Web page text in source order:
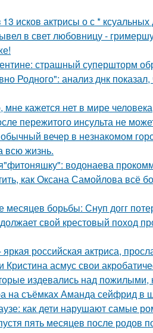
исков актрисы о с * ксуальных
в свет любовницу -
страшный супершторм
Родного": анализ днк
мне кажется нет в мире
пережитого инсульта не
вечер в незнакомом
всю жизнь.
водонаева
как Оксана Самойлова всё
месяцев борьбы: Снуп догг
свой крестовый поход
яркая российская актриса,
Кристина асмус свои
издевались над пожилыми,
на съёмках Аманда сейфрид в
как дети нарушают самые
пять месяцев после родов